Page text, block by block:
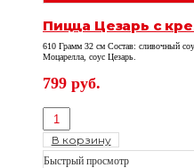
Пицца Цезарь с
610 Грамм 32 см Состав: сливочный
Моцарелла, соус Цезарь.
799 руб.
В корзину
Быстрый просмотр